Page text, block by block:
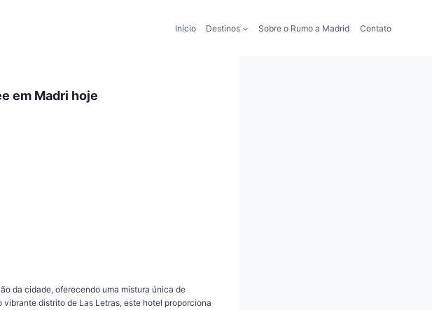
Início Destinos Sobre o Rumo a Madrid Contato
em Madri hoje
da cidade, oferecendo uma mistura única de
vibrante distrito de Las Letras, este hotel proporciona